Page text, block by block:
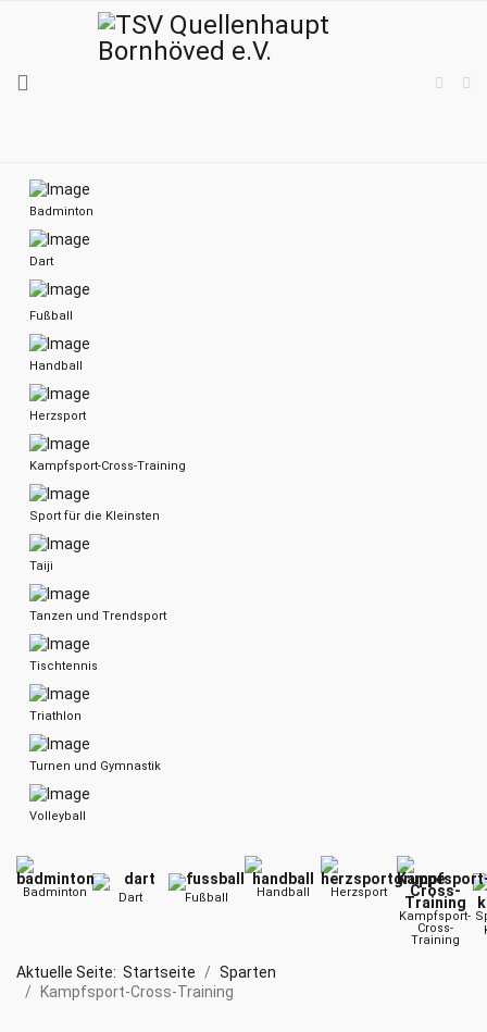
Badminton
Dart
Fußball
Handball
Herzsport
Kampfsport-Cross-Training
Sport für die Kleinsten
Taiji
Tanzen und Trendsport
Tischtennis
Triathlon
Turnen und Gymnastik
Volleyball
Badminton Dart Fußball Handball
Herzsport
Kampfsport-
Cross-
Training
Aktuelle Seite: Startseite
Sparten
Kampfsport-Cross-Training